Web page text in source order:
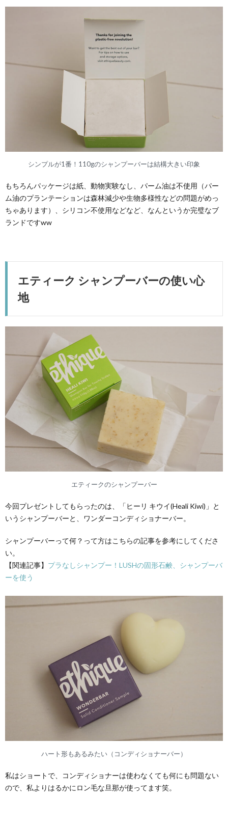
シンプルが1番！110gのシャンプーバーは結構大きい印象
もちろんパッケージは紙、動物実験なし、パーム油は不使用（パー
ム油のプランテーションは森林減少や生物多様性などの問題がめっ
ちゃあります）、シリコン不使用などなど、なんというか完璧なブ
ランドですww
エティーク シャンプーバーの使い心
地
エティークのシャンプーバー
今回プレゼントしてもらったのは、「ヒーリ キウイ(Heali Kiwi)」と
いうシャンプーバーと、ワンダーコンディショナーバー。
シャンプーバーって何？って方はこちらの記事を参考にしてくださ
い。
【関連記事】 プラなしシャンプー！LUSHの固形石鹸、シャンプーバ
ーを使う
ハート形もあるみたい（コンディショナーバー）
私はショートで、コンディショナーは使わなくても何にも問題ない
ので、私よりはるかにロン毛な旦那が使ってます笑。